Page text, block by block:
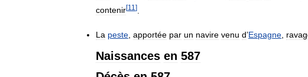
contenir[11 ]
La peste apportée par un navire venu d’Espagne
Naissances en 587